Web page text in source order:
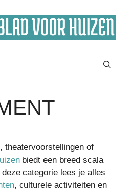
theatervoorstellingen of
biedt een breed scala
categorie lees je alles
, culturele activiteiten en